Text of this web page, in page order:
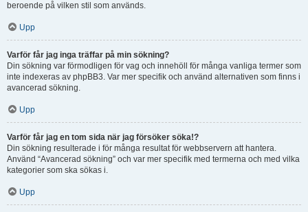
beroende på vilken stil som används.
Upp
Varför får jag inga träffar på min sökning?
Din sökning var förmodligen för vag och innehöll för många vanliga termer som
inte indexeras av phpBB3. Var mer specifik och använd alternativen som finns i
avancerad sökning.
Upp
Varför får jag en tom sida när jag försöker söka!?
Din sökning resulterade i för många resultat för webbservern att hantera.
Använd “Avancerad sökning” och var mer specifik med termerna och med vilka
kategorier som ska sökas i.
Upp